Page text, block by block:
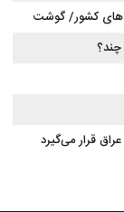
کشور/ گوشت
فروش می‌رود؟
قرار می‌گیرد